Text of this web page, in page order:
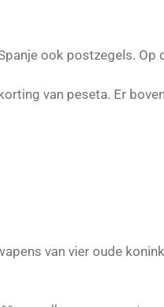
ook postzegels.
van peseta. Er
van vier oude